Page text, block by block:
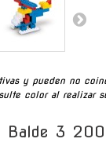
y pueden no
color al realizar
Balde 3 200